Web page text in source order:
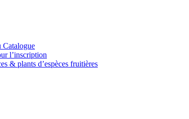
Catalogue
l’inscription
& plants d’espèces fruitières